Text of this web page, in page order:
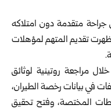
متقدمة دون امتلاكه
تقديم المتهم لمؤهلات
مراجعة روتينية لوثائق
رصد مخالفات في بيانات رخصة الطيران،
المختصة، وفتح تحقيق